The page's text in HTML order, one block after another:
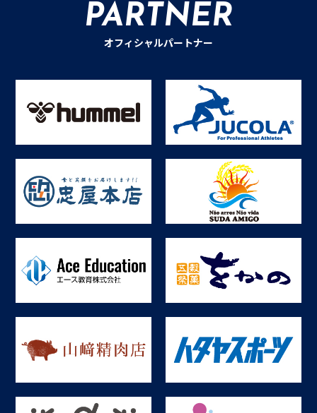
PARTNER
オフィシャルパートナー